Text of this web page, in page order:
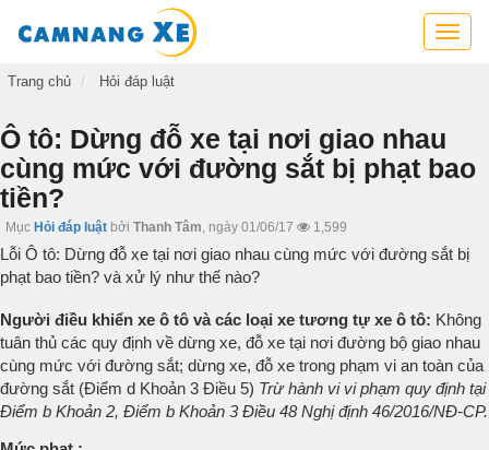
Cẩm
tin
lái
Trang chủ Hỏi đáp luật
Ô tô: Dừng đỗ xe tại nơi giao nhau
cùng mức với đường sắt bị phạt bao
tiền?
Mục Hỏi đáp luật bởi Thanh Tâm, ngày 01/06/17 1,599
Lỗi Ô tô: Dừng đỗ xe tại nơi giao nhau cùng mức với đường sắt bị
phạt bao tiền? và xử lý như thế nào?
Người điều khiển xe ô tô và các loại xe tương tự xe ô tô: Không
tuân thủ các quy định về dừng xe, đỗ xe tại nơi đường bộ giao nhau
cùng mức với đường sắt; dừng xe, đỗ xe trong phạm vi an toàn của
đường sắt (Điểm d Khoản 3 Điều 5) Trừ hành vi vi phạm quy định tại
Điểm b Khoản 2, Điểm b Khoản 3 Điều 48 Nghị định 46/2016/NĐ-CP.